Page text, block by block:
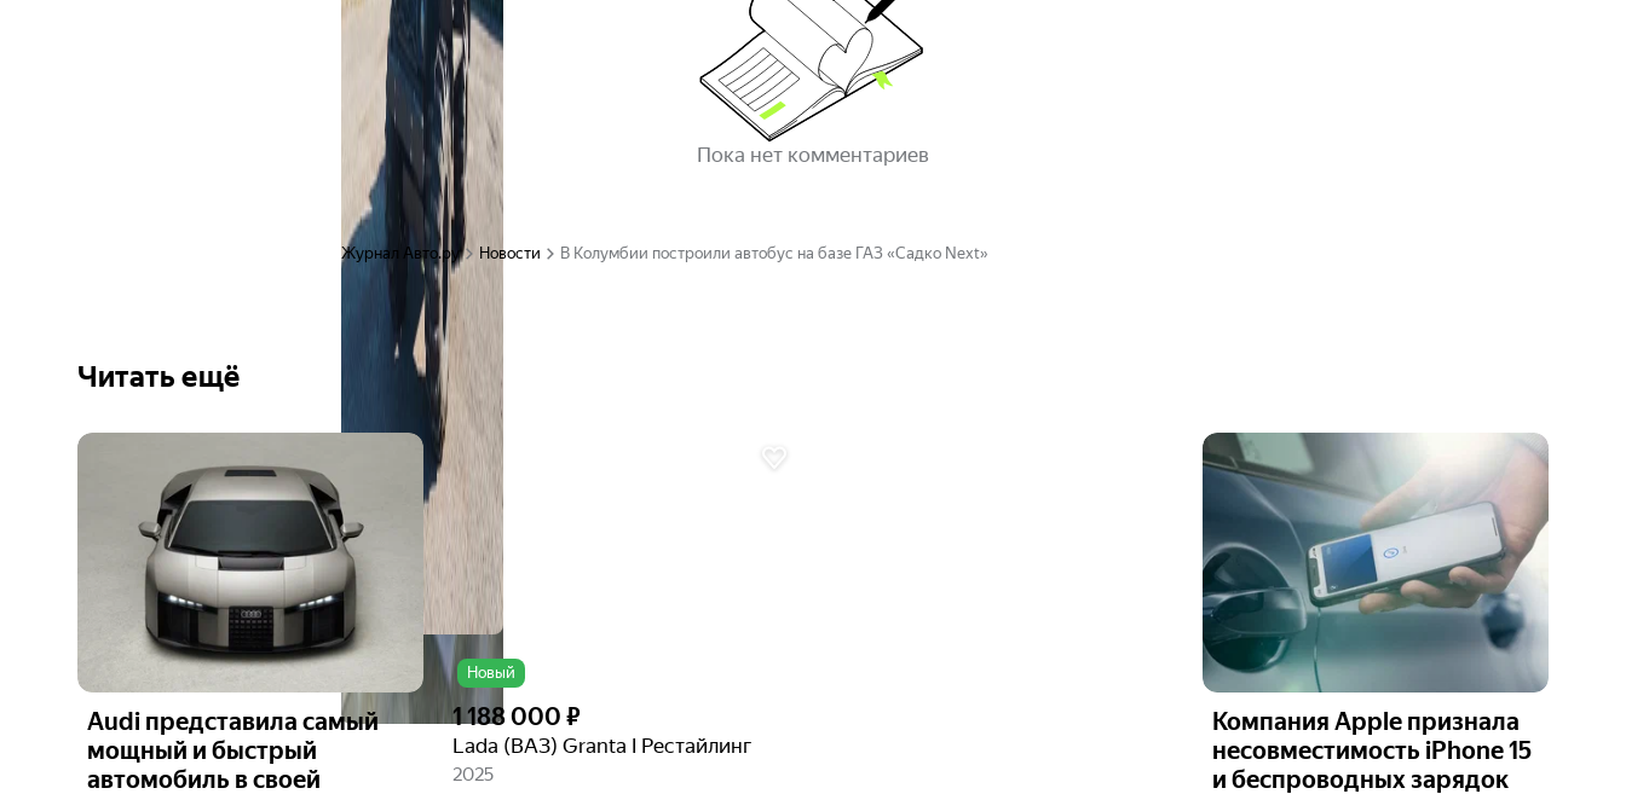
Пока нет комментариев
Журнал Авто.ру Новости В Колумбии построили автобус на базе ГАЗ «Садко Next»
Читать ещё
Audi представила самый
мощный и быстрый
автомобиль в своей
Новый
Ещё 6
фото
1 188 000 ₽
Lada (ВАЗ) Granta I Рестайлинг
2025
Компания Apple признала
несовместимость iPhone 15
и беспроводных зарядок